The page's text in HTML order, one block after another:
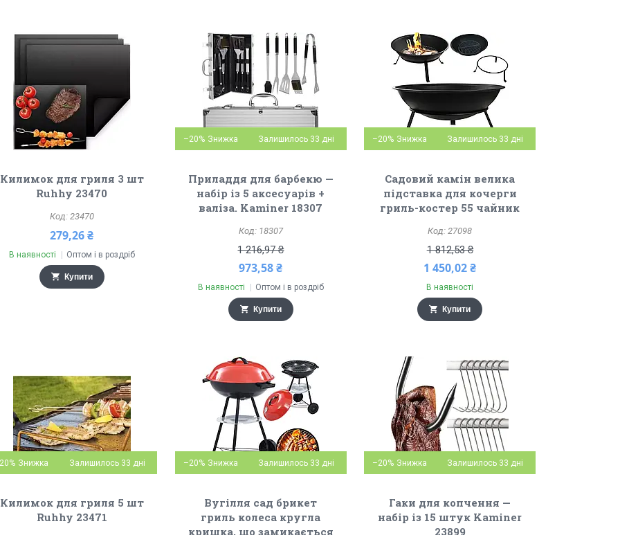
Килимок для гриля 3 шт
Ruhhy 23470
23470
279,26 ₴
В наявності Оптом і в роздріб
Купити
–20% Залишилось 33 дні
Приладдя для барбекю —
набір із 5 аксесуарів +
валіза. Kaminer 18307
18307
1 216,97 ₴
973,58 ₴
В наявності Оптом і в роздріб
Купити
–20% Залишилось 33 дні
Садовий камін велика
підставка для кочерги
гриль-костер 55 чайник
27098
1 812,53 ₴
1 450,02 ₴
В наявності
Купити
Залишилось 33 дні
Килимок для гриля 5 шт
Ruhhy 23471
–20% Залишилось 33 дні
Вугілля сад брикет
гриль колеса кругла
кришка, що замикається
–20% Залишилось 33 дні
Гаки для копчення —
набір із 15 штук Kaminer
23899